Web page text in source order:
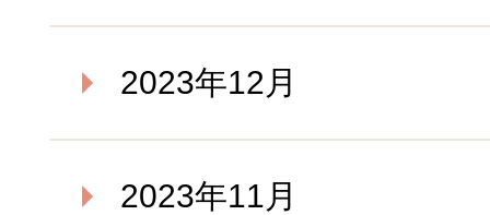
2023年12月
2023年11月